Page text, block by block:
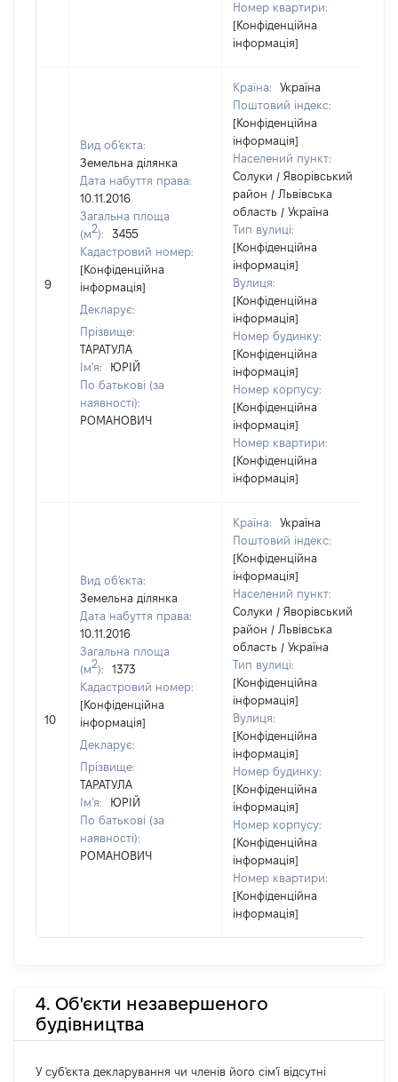
Номер квартири:
[Конфіденційна
інформація]
9
Вид об'єкта:
Земельна ділянка
Дата набуття права:
10.11.2016
Загальна площа
(м2):
3455
Кадастровий номер:
[Конфіденційна
інформація]
Декларує:
Прізвище:
ТАРАТУЛА
Ім'я:
ЮРІЙ
По батькові (за
наявності):
РОМАНОВИЧ
Країна:
Україна
Поштовий індекс:
[Конфіденційна
інформація]
Населений пункт:
Солуки / Яворівський
район / Львівська
область / Україна
Тип вулиці:
[Конфіденційна
інформація]
Вулиця:
[Конфіденційна
інформація]
Номер будинку:
[Конфіденційна
інформація]
Номер корпусу:
[Конфіденційна
інформація]
Номер квартири:
[Конфіденційна
інформація]
10
Вид об'єкта:
Земельна ділянка
Дата набуття права:
10.11.2016
Загальна площа
(м2):
1373
Кадастровий номер:
[Конфіденційна
інформація]
Декларує:
Прізвище:
ТАРАТУЛА
Ім'я:
ЮРІЙ
По батькові (за
наявності):
РОМАНОВИЧ
Країна:
Україна
Поштовий індекс:
[Конфіденційна
інформація]
Населений пункт:
Солуки / Яворівський
район / Львівська
область / Україна
Тип вулиці:
[Конфіденційна
інформація]
Вулиця:
[Конфіденційна
інформація]
Номер будинку:
[Конфіденційна
інформація]
Номер корпусу:
[Конфіденційна
інформація]
Номер квартири:
[Конфіденційна
інформація]
4. Об'єкти незавершеного
будівництва
У суб'єкта декларування чи членів його сім'ї відсутні